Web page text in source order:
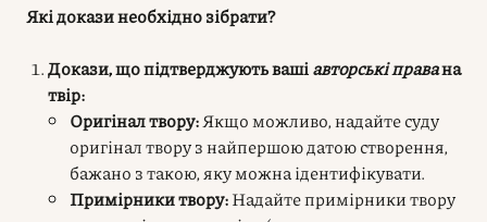
Які докази необхідно зібрати?
Докази, що підтверджують вашіавторські правана
твір:
Оригінал твору:Якщо можливо, надайте суду
оригінал твору з найпершою датою створення,
бажано з такою, яку можна ідентифікувати.
Примірники твору:Надайте примірники твору